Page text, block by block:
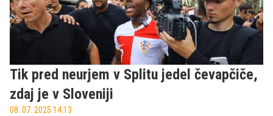
Tik pred neurjem v Splitu jedel čevapčiče,
zdaj je v Sloveniji
08. 07. 2025 14.13